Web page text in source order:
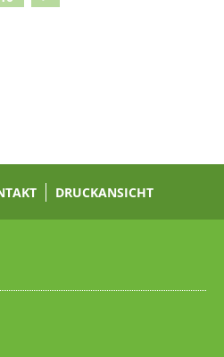
key h)
key u)
DRUCKANSICHT